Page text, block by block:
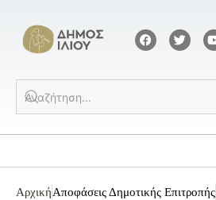
ΑρχικήΑποφάσεις Δημοτικής Επιτροπής